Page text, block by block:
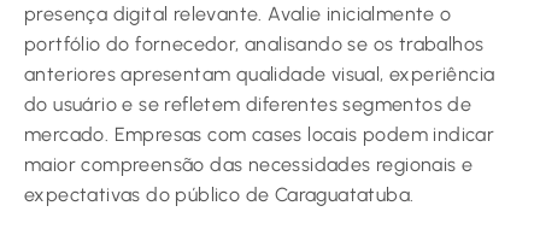
presença digital relevante. Avalie inicialmente o
portfólio do fornecedor, analisando se os trabalhos
anteriores apresentam qualidade visual, experiência
do usuário e se refletem diferentes segmentos de
mercado. Empresas com cases locais podem indicar
maior compreensão das necessidades regionais e
expectativas do público de Caraguatatuba.